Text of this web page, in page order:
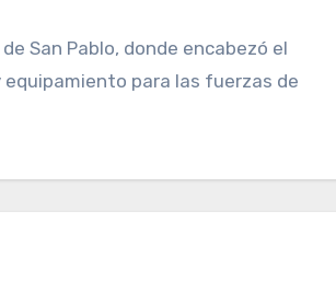
para las fuerzas de